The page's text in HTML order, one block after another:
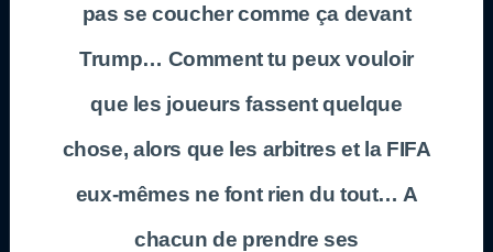
pas se coucher comme ça devant
Trump… Comment tu peux vouloir
que les joueurs fassent quelque
chose, alors que les arbitres et la FIFA
eux-mêmes ne font rien du tout… A
chacun de prendre ses